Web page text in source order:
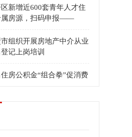
新增近600套青年人才住
属房源，扫码申报——
组织开展房地产中介从业
记上岗培训
房公积金“组合拳”促消费